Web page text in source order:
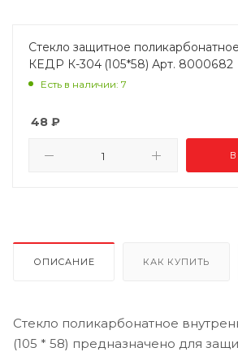
Стекло защитное
КЕДР К-304 (105*58) Арт. 8000682
Есть в наличии: 7
48 ₽
ОПИСАНИЕ КАК КУПИТЬ
Стекло поликарбонатное
(105 * 58) предназначено для